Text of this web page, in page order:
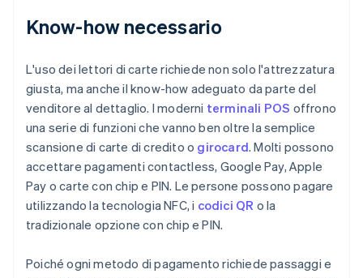
Know-how necessario
L'uso dei lettori di carte richiede non solo l'attrezzatura
giusta, ma anche il know-how adeguato da parte del
venditore al dettaglio. I moderni terminali POS offrono
una serie di funzioni che vanno ben oltre la semplice
scansione di carte di credito o girocard. Molti possono
accettare pagamenti contactless, Google Pay, Apple
Pay o carte con chip e PIN. Le persone possono pagare
utilizzando la tecnologia NFC, i codici QR o la
tradizionale opzione con chip e PIN.
Poiché ogni metodo di pagamento richiede passaggi e